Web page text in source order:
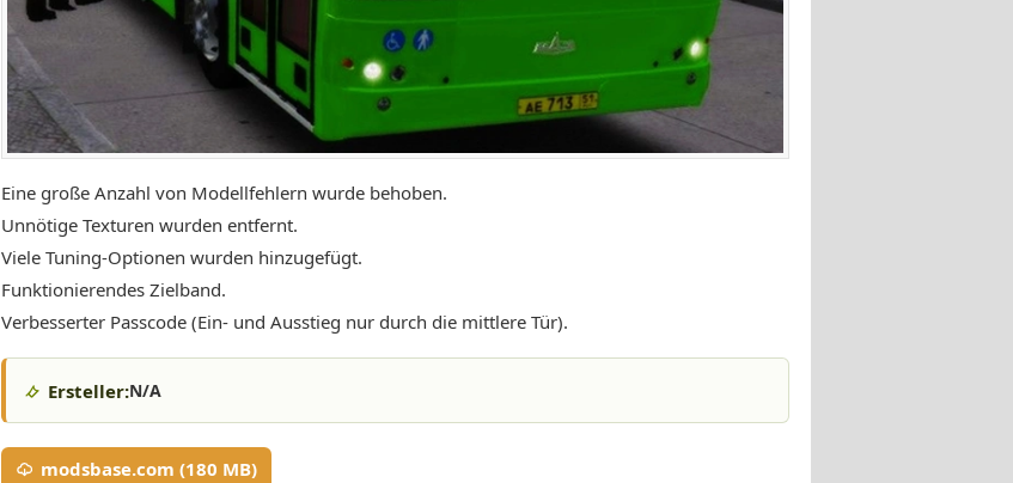
Eine große Anzahl von Modellfehlern wurde behoben.
Unnötige Texturen wurden entfernt.
Viele Tuning-Optionen wurden hinzugefügt.
Funktionierendes Zielband.
Verbesserter Passcode (Ein- und Ausstieg nur durch die mittlere Tür).
Ersteller:N/A
modsbase.com (180 MB)